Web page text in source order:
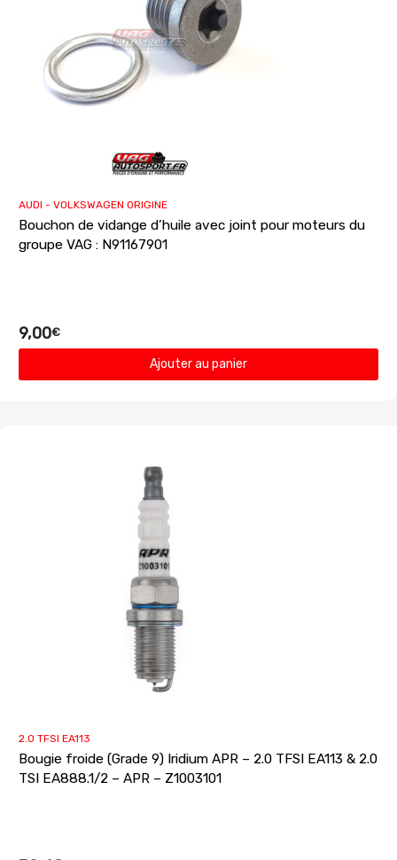
AUDI - VOLKSWAGEN ORIGINE
Bouchon de vidange d’huile avec joint pour moteurs du
groupe VAG : N91167901
9,00€
Ajouter au panier
2.0 TFSI EA113
Bougie froide (Grade 9) Iridium APR – 2.0 TFSI EA113 & 2.0
TSI EA888.1/2 – APR – Z1003101